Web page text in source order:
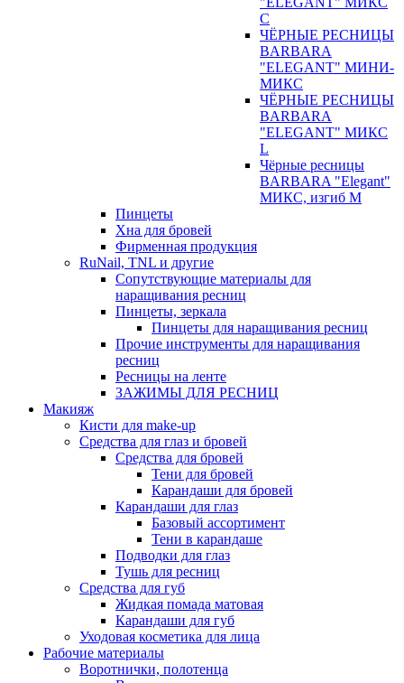
С
ЧЁРНЫЕ РЕСНИЦЫ
BARBARA
"ELEGANT" МИНИ-
МИКС
ЧЁРНЫЕ РЕСНИЦЫ
BARBARA
"ELEGANT" МИКС
L
Чёрные ресницы
BARBARA "Elegant"
МИКС, изгиб М
Пинцеты
Хна для бровей
Фирменная продукция
RuNail, TNL и другие
Сопутствующие материалы для
наращивания ресниц
Пинцеты, зеркала
Пинцеты для наращивания ресниц
Прочие инструменты для наращивания
ресниц
Ресницы на ленте
ЗАЖИМЫ ДЛЯ РЕСНИЦ
Макияж
Кисти для make-up
Средства для глаз и бровей
Средства для бровей
Тени для бровей
Карандаши для бровей
Карандаши для глаз
Базовый ассортимент
Тени в карандаше
Подводки для глаз
Тушь для ресниц
Средства для губ
Жидкая помада матовая
Карандаши для губ
Уходовая косметика для лица
Рабочие материалы
Воротнички, полотенца